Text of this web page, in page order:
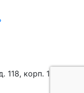
118, корп. 1